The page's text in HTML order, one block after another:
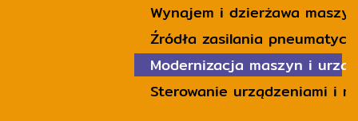
Wynajem i dzierżawa maszyn
Źródła zasilania
Modernizacja maszyn i
Sterowanie urządzeniami i